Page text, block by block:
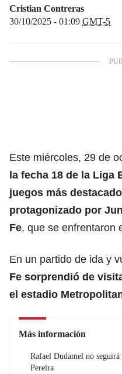
Cristian Contreras
30/10/2025 - 01:09 GMT-5
Este miércoles, 29 de
la fecha 18 de la Liga
juegos más
protagonizado por
Fe, que se enfrentaron
En un partido de ida y
Fe sorprendió de
el estadio
Más información
Rafael Dudamel no
Pereira